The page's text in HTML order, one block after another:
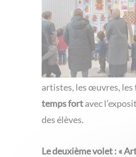
artistes, les œuvres, les
temps fortavec
des élèves.
Le deuxième volet : «